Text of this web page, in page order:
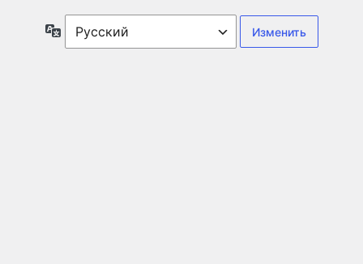
Язык